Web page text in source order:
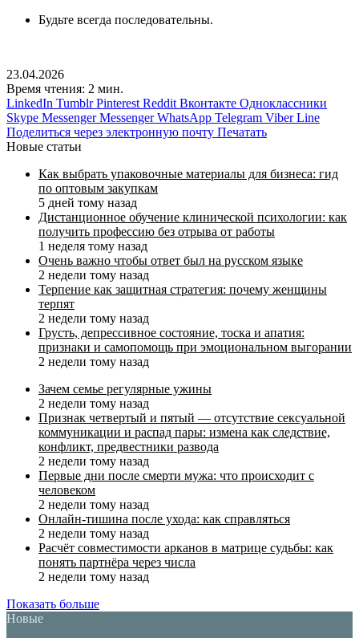
Будьте всегда последовательны.
23.04.2026
Время чтения: 2 мин.
LinkedIn Tumblr Pinterest Reddit Вконтакте Одноклассники
Skype Messenger Messenger WhatsApp Telegram Viber Line
Поделиться через электронную почту Печатать
Новые статьи
Как выбрать упаковочные материалы для бизнеса: гид
по оптовым закупкам
5 дней тому назад
Дистанционное обучение клинической психологии: как
получить профессию без отрыва от работы
1 неделя тому назад
Очень важно чтобы ответ был на русском языке
2 недели тому назад
Терпение как защитная стратегия: почему женщины
терпят
2 недели тому назад
Грусть, депрессивное состояние, тоска и апатия:
признаки и самопомощь при эмоциональном выгорании
2 недели тому назад
Зачем семье регулярные ужины
2 недели тому назад
Признак четвертый и пятый — отсутствие сексуальной
коммуникации и распад пары: измена как следствие,
конфликт, предвестники развода
2 недели тому назад
Первые дни после смерти мужа: что происходит с
человеком
2 недели тому назад
Онлайн-тишина после ухода: как справляться
2 недели тому назад
Расчёт совместимости арканов в матрице судьбы: как
понять партнёра через числа
2 недели тому назад
Показать больше
Новые